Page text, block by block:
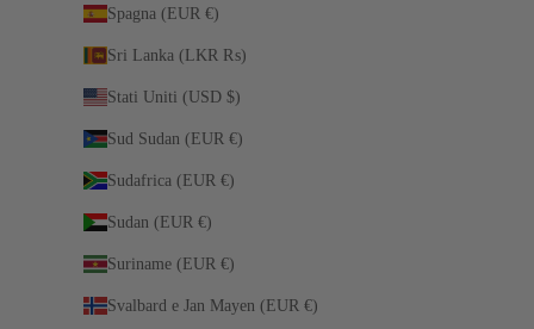
Spagna (EUR €)
Sri Lanka (LKR ₨)
Stati Uniti (USD $)
Sud Sudan (EUR €)
Sudafrica (EUR €)
Sudan (EUR €)
Suriname (EUR €)
Svalbard e Jan Mayen (EUR €)